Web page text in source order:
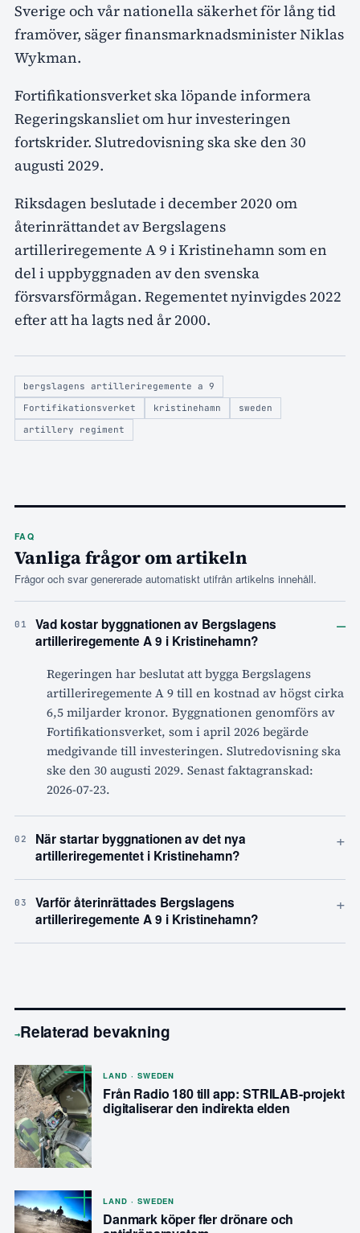
Sverige och vår nationella säkerhet för lång tid
framöver, säger finansmarknadsminister Niklas
Wykman.
Fortifikationsverket ska löpande informera
Regeringskansliet om hur investeringen
fortskrider. Slutredovisning ska ske den 30
augusti 2029.
Riksdagen beslutade i december 2020 om
återinrättandet av Bergslagens
artilleriregemente A 9 i Kristinehamn som en
del i uppbyggnaden av den svenska
försvarsförmågan. Regementet nyinvigdes 2022
efter att ha lagts ned år 2000.
bergslagens artilleriregemente a 9
Fortifikationsverket
kristinehamn
sweden
artillery regiment
FAQ
Vanliga frågor om artikeln
Frågor och svar genererade automatiskt utifrån artikelns innehåll.
01
Vad kostar byggnationen av Bergslagens
artilleriregemente A 9 i Kristinehamn?
–
Regeringen har beslutat att bygga Bergslagens
artilleriregemente A 9 till en kostnad av högst cirka
6,5 miljarder kronor. Byggnationen genomförs av
Fortifikationsverket, som i april 2026 begärde
medgivande till investeringen. Slutredovisning ska
ske den 30 augusti 2029. Senast faktagranskad:
2026-07-23.
02
När startar byggnationen av det nya
artilleriregementet i Kristinehamn?
+
03
Varför återinrättades Bergslagens
artilleriregemente A 9 i Kristinehamn?
+
→Relaterad bevakning
LAND · SWEDEN
Från Radio 180 till app: STRILAB-projekt
digitaliserar den indirekta elden
LAND · SWEDEN
Danmark köper fler drönare och